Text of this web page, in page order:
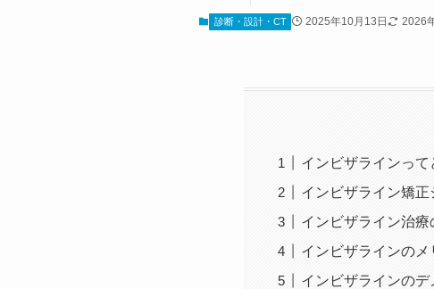
診断・設計・CT 2025年10月13日 2026
インビザラインって
インビザライン矯正
インビザライン治療
インビザラインのメ
インビザラインのデ